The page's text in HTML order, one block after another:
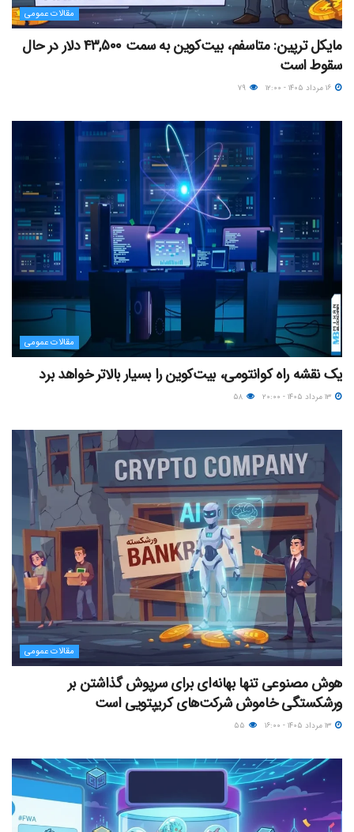
مقالات عمومی
مایکل ترپین: متاسفم، بیت‌کوین به سمت ۴۳,۵۰۰ دلار در حال
سقوط است
مقالات عمومی
یک نقشه راه کوانتومی، بیت‌کوین را بسیار بالاتر خواهد برد
مقالات عمومی
هوش مصنوعی تنها بهانه‌ای برای سرپوش گذاشتن بر
ورشکستگی خاموش شرکت‌های کریپتویی است